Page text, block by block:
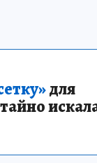
для